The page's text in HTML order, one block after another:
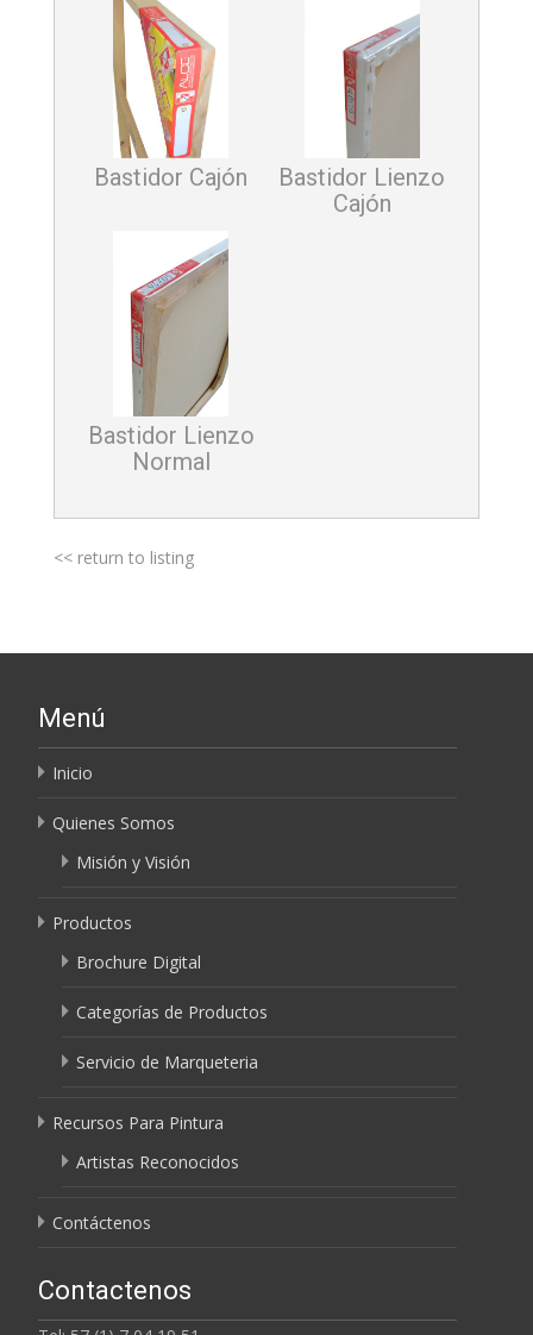
Bastidor Cajón
Bastidor Lienzo
Cajón
Bastidor Lienzo
Normal
<< return to listing
Menú
Inicio
Quienes Somos
Misión y Visión
Productos
Brochure Digital
Categorías de Productos
Servicio de Marqueteria
Recursos Para Pintura
Artistas Reconocidos
Contáctenos
Contactenos